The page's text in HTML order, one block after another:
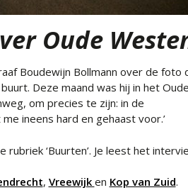
Oude
Boudewijn Bollmann over de foto
Deze maand was hij in het Oude
om precies te zijn: in de
ineens hard en gehaast voor.’
‘Buurten’. Je leest het
, Vreewijk en Kop van Zuid.